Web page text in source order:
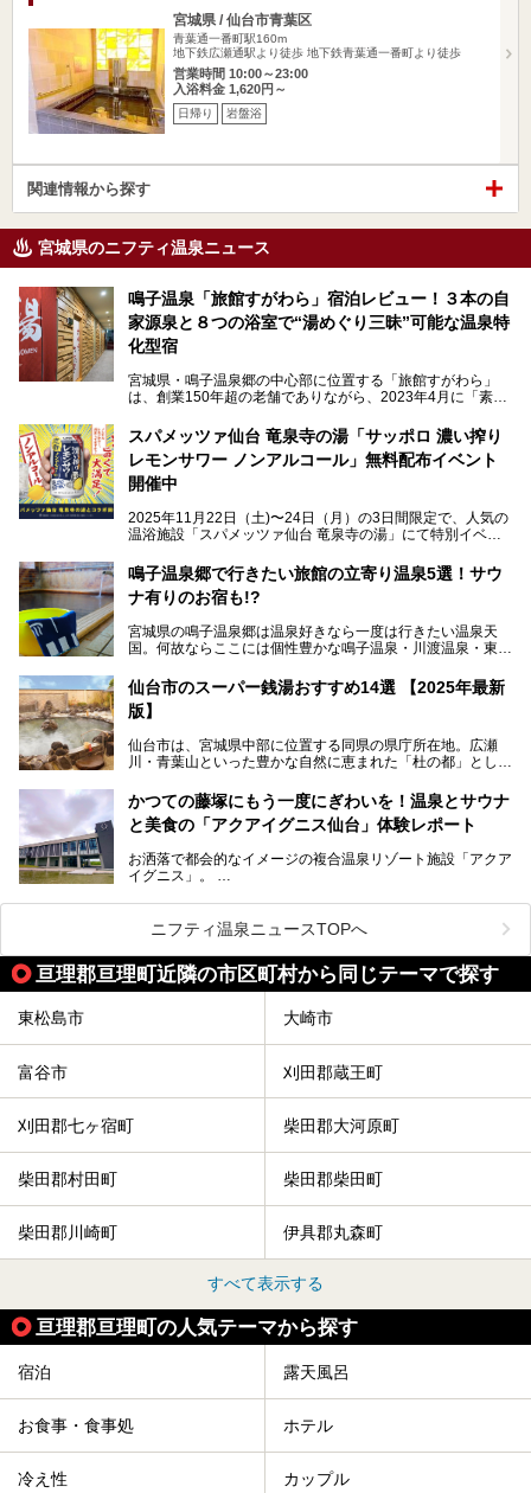
宮城県 / 仙台市青葉区
青葉通一番町駅160m
地下鉄広瀬通駅より徒歩 地下鉄青葉通一番町より徒歩
営業時間 10:00～23:00
入浴料金 1,620円～
日帰り 岩盤浴
関連情報から探す
宮城県のニフティ温泉ニュース
鳴子温泉「旅館すがわら」宿泊レビュー！３本の自
家源泉と８つの浴室で“湯めぐり三昧”可能な温泉特
化型宿
宮城県・鳴子温泉郷の中心部に位置する「旅館すがわら」
は、創業150年超の老舗でありながら、2023年4月に「素泊
を利用したサウナも新設され、温泉ファン・サウナ―双方に
注目のスポットです。
特筆すべきは、館内で完結する圧倒的な「湯めぐり」のバリ
エーション。“温泉のデパート”・“東の横綱”と称される鳴子
温泉郷の中でも、3本の異なる自家源泉を使い分けるその実
力は折り紙付き。実際に宿泊した筆者が、“温泉”を中心にそ
の全貌を詳細レビューします！
スパメッツァ仙台 竜泉寺の湯「サッポロ 濃い搾り
レモンサワー ノンアルコール」無料配布イベント
開催中
2025年11月22日（土)〜24日（月）の3日間限定で、人気の
温浴施設「スパメッツァ仙台 竜泉寺の湯」にて特別イベン
「サッポロ 濃い搾りレモンサワー ノンアルコール」を無料
配布します。さらにSNS投稿で「サッポロ 濃い搾りグレフ
ルサワー ノンアルコール」もプレゼント。湯上がりにぴっ
ー
提供元：サッポロビール【PR】
鳴子温泉郷で行きたい旅館の立寄り温泉5選！サウ
ナ有りのお宿も!?
宮城県の鳴子温泉郷は温泉好きなら一度は行きたい温泉天
国。何故ならここには個性豊かな鳴子温泉・川渡温泉・東鳴
硫黄泉、塩化物泉、硫酸塩泉、炭酸水素塩泉などと多様な泉
質がそろっているからです。
の旅館・ホテルも立ち寄り入浴に門戸を開いてくれていま
す。
今回はそんな旅館の中から、おすすめしたい5ヶ所の温泉を
セレクトしてみました。うち3ヶ所はサウナも楽しめます。
仙台市のスーパー銭湯おすすめ14選 【2025年最新
版】
仙台市は、宮城県中部に位置する同県の県庁所在地。広瀬
川・青葉山といった豊かな自然に恵まれた「杜の都」として
人気です。新幹線を使えば都心から1時間30分とアクセスも
よく、気軽に訪れやすい地方都市の1つです。
仙台牛タンなどを堪能するグルメ旅や、スポーツ観戦の遠征
時などに利用しやすい温浴施設がたくさんありますよ。
かつての藤塚にもう一度にぎわいを！温泉とサウナ
と美食の「アクアイグニス仙台」体験レポート
お洒落で都会的なイメージの複合温泉リゾート施設「アクア
イグニス」。
関西空港や吉川美南（埼玉県）に続いて仙台市若林区に202
2年4月にオープンした「アクアイグニス仙台」は、日帰り
温泉の「藤塚の湯」、マルシェ リアン、和食「笠庵」、イ
タリアン「グリーチネ」、ベーカリー「マリアージュ ドゥ
ファリーヌ」、スイーツの「コンフィチュール アッシュ」
と「ル ショコラ ドゥ アッシュ」、そしてカフェ「猿田彦珈
琲」と話題のお店が勢ぞろい！
この「アクアイグニス仙台」の魅力を探りにお出かけしてき
ニフティ温泉ニュースTOPへ
亘理郡亘理町近隣の市区町村から同じテーマで探す
東松島市 大崎市
富谷市 刈田郡蔵王町
刈田郡七ヶ宿町 柴田郡大河原町
柴田郡村田町 柴田郡柴田町
柴田郡川崎町 伊具郡丸森町
すべて表示する
亘理郡亘理町の人気テーマから探す
宿泊 露天風呂
お食事・食事処 ホテル
冷え性 カップル